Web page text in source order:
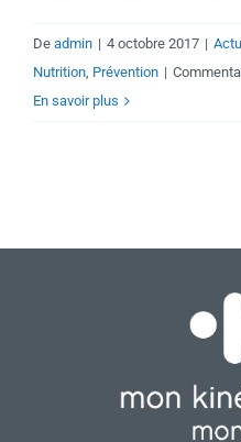
De admin | 4 octobre 2017 |
Nutrition, Prévention |
En savoir plus